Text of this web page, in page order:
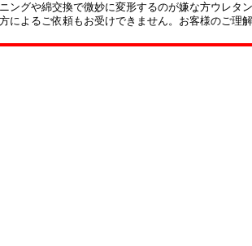
ングや綿交換で微妙に変形するのが嫌な方ウレタ
によるご依頼もお受けできません。お客様のご理